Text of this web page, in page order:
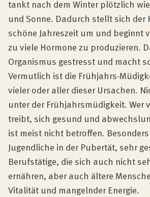
tankt nach dem Winter plötzlich
und Sonne. Dadurch stellt sich der
schöne Jahreszeit um und beginnt
zu viele Hormone zu produzieren.
Organismus gestresst und macht
Vermutlich ist die Frühjahrs-
vieler oder aller dieser Ursachen.
unter der Frühjahrsmüdigkeit. Wer
treibt, sich gesund und
ist meist nicht betroffen.
Jugendliche in der Pubertät, sehr
Berufstätige, die sich auch nicht
ernähren, aber auch ältere
Vitalität und mangelnder Energie.